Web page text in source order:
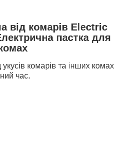
від комарів Electric
пастка для
комарів та інших комах
час.